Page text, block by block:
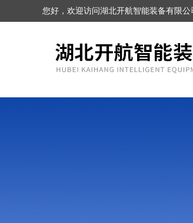
您好，欢迎访问湖北开航智能装备有限公